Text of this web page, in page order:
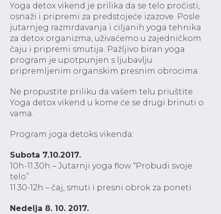
Yoga detox vikend je prilika da se telo pročisti,
osnaži i pripremi za predstojeće izazove. Posle
jutarnjeg razmrdavanja i ciljanih yoga tehnika
za detox organizma, uživaćemo u zajedničkom
čaju i pripremi smutija. Pažljivo biran yoga
program je upotpunjen s ljubavlju
pripremljenim organskim presnim obrocima.
Ne propustite priliku da vašem telu priuštite
Yoga detox vikend u kome će se drugi brinuti o
vama.
Program joga detoks vikenda:
Subota 7.10.2017.
10h-11.30h – Jutarnji yoga flow “Probudi svoje
telo”
11.30-12h – čaj, smuti i presni obrok za poneti
Nedelja 8. 10. 2017.